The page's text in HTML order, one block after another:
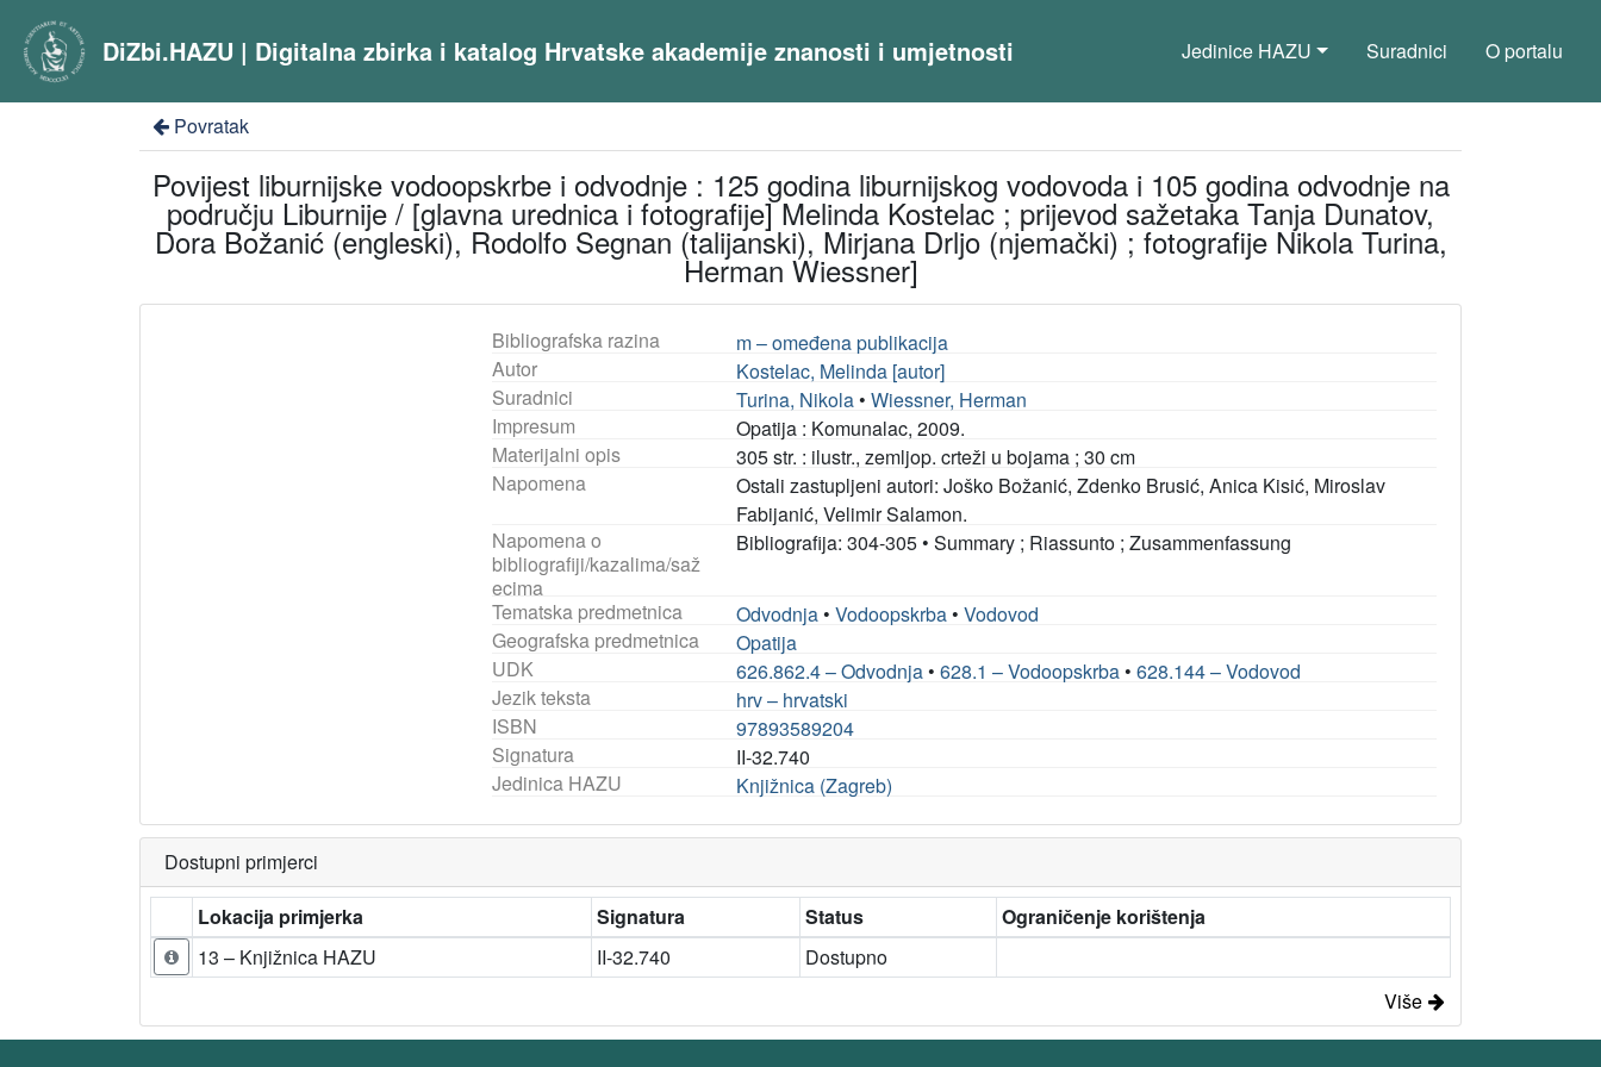
DiZbi.HAZU | Digitalna zbirka i katalog Hrvatske akademije znanosti i umjetnosti Jedinice HAZU Suradnici O portalu
Povratak
Povijest liburnijske vodoopskrbe i odvodnje : 125 godina liburnijskog vodovoda i 105 godina odvodnje na
području Liburnije / [glavna urednica i fotografije] Melinda Kostelac ; prijevod sažetaka Tanja Dunatov,
Dora Božanić (engleski), Rodolfo Segnan (talijanski), Mirjana Drljo (njemački) ; fotografije Nikola Turina,
Herman Wiessner]
Bibliografska razina
m – omeđena publikacija
Autor
Kostelac, Melinda [autor]
Suradnici
Turina, Nikola •Wiessner, Herman
Impresum
Opatija : Komunalac, 2009.
Materijalni opis
305 str. : ilustr., zemljop. crteži u bojama ; 30 cm
Napomena
Ostali zastupljeni autori: Joško Božanić, Zdenko Brusić, Anica Kisić, Miroslav
Fabijanić, Velimir Salamon.
Napomena o
bibliografiji/kazalima/saž
ecima
Bibliografija: 304-305 •Summary ; Riassunto ; Zusammenfassung
Tematska predmetnica Odvodnja •Vodoopskrba •Vodovod
Geografska predmetnica
Opatija
UDK
626.862.4 – Odvodnja •628.1 – Vodoopskrba •628.144 – Vodovod
Jezik teksta
hrv – hrvatski
ISBN
97893589204
Signatura
II-32.740
Jedinica HAZU
Knjižnica (Zagreb)
Dostupni primjerci
Lokacija primjerka
Signatura Status
Ograničenje korištenja
13 – Knjižnica HAZU
II-32.740
Dostupno
Više